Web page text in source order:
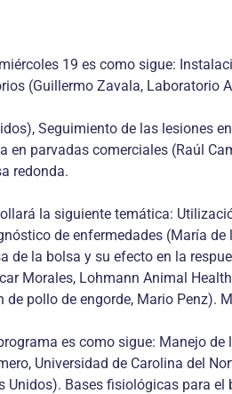
19 es como sigue:
(Guillermo Zavala, Laboratorio
Seguimiento de las lesiones
en parvadas comerciales (Raúl
redonda.
la siguiente temática:
de enfermedades (María
de la bolsa y su efecto en la
Morales, Lohmann Animal
de pollo de engorde, Mario Penz).
es como sigue: Manejo
Universidad de Carolina del
Unidos). Bases fisiológicas para